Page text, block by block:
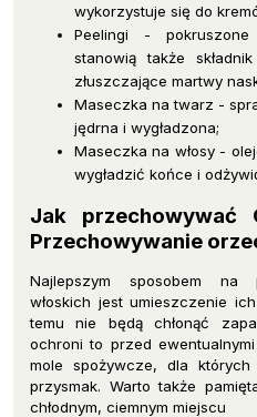
wykorzystuje się do
Peelingi - pokruszone
stanowią także
złuszczające martwy
Maseczka na twarz -
jędrna i wygładzona;
Maseczka na włosy -
wygładzić końce i
Jak przechowywać
Przechowywanie
Najlepszym sposobem na
włoskich jest umieszczenie
temu nie będą chłonąć
ochroni to przed
mole spożywcze, dla
przysmak. Warto także
chłodnym, ciemnym miejscu